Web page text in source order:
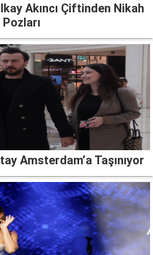
Akıncı Çiftinden Nikah
Pozları
Amsterdam’a Taşınıyor